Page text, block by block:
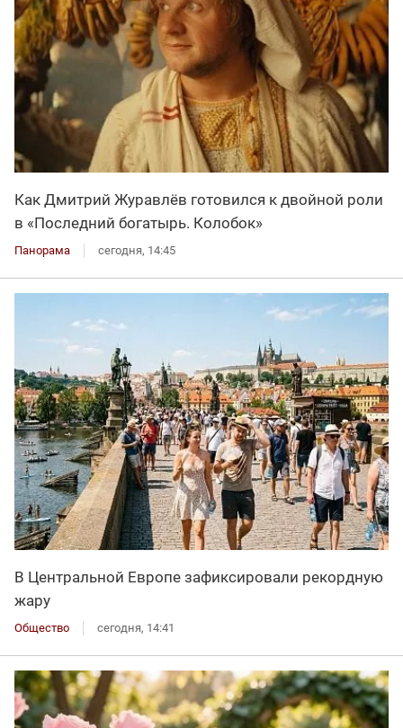
Как Дмитрий Журавлёв готовился к двойной роли
в «Последний богатырь. Колобок»
Панорама сегодня, 14:45
В Центральной Европе зафиксировали рекордную
жару
Общество сегодня, 14:41